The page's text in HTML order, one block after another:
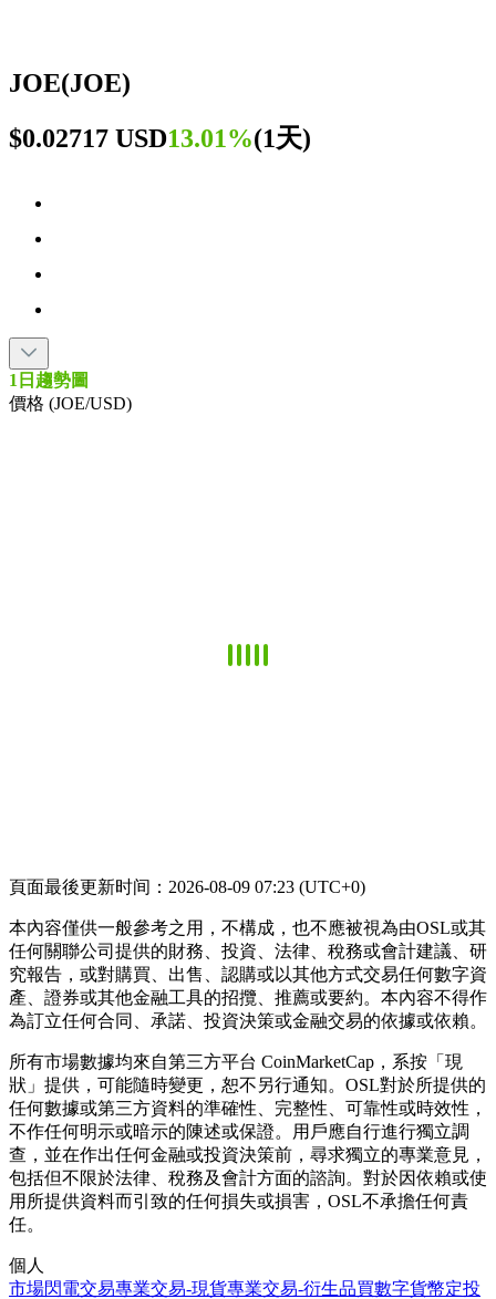
JOE(JOE)
$0.02717 USD13.01%(1天)
1日趨勢圖
價格 (JOE/USD)
頁面最後更新时间：2026-08-09 07:23 (UTC+0)
本內容僅供一般參考之用，不構成，也不應被視為由OSL或其
任何關聯公司提供的財務、投資、法律、稅務或會計建議、研
究報告，或對購買、出售、認購或以其他方式交易任何數字資
產、證券或其他金融工具的招攬、推薦或要約。本內容不得作
為訂立任何合同、承諾、投資決策或金融交易的依據或依賴。
所有市場數據均來自第三方平台 CoinMarketCap，系按「現
狀」提供，可能隨時變更，恕不另行通知。OSL對於所提供的
任何數據或第三方資料的準確性、完整性、可靠性或時效性，
不作任何明示或暗示的陳述或保證。用戶應自行進行獨立調
查，並在作出任何金融或投資決策前，尋求獨立的專業意見，
包括但不限於法律、稅務及會計方面的諮詢。對於因依賴或使
用所提供資料而引致的任何損失或損害，OSL不承擔任何責
任。
個人
市場閃電交易專業交易-現貨專業交易-衍生品買數字貨幣定投